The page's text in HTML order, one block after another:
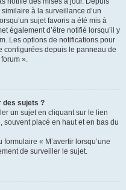
à la surveillance d’un
sujet favoris a été mis à
également d’être notifié lorsqu’il y
Les options de notifications pour
configurées depuis le panneau de
».
des sujets ?
un sujet en cliquant sur le lien
placé en haut et en bas du
« M’avertir lorsqu’une
de surveiller le sujet.